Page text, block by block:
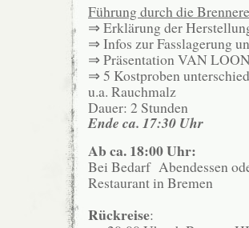
Führung durch die
⇒ Erklärung der
⇒ Infos zur Fasslagerung
⇒ Präsentation VAN
⇒ 5 Kostproben
u.a. Rauchmalz
Dauer: 2 Stunden
Ende ca. 17:30 Uhr
Ab ca. 18:00 Uhr:
Bei Bedarf Abendessen
Restaurant in Bremen
Rückreise: